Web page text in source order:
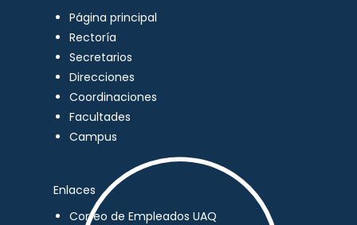
Página principal
Rectoría
Secretarios
Direcciones
Coordinaciones
Facultades
Campus
Enlaces
Correo de Empleados UAQ